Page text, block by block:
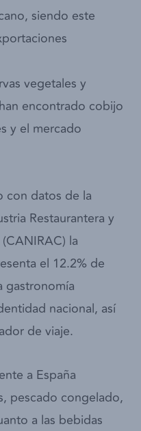
siendo este
vegetales y
encontrado cobijo
y el mercado
con datos de la
Restaurantera y
la
el 12.2% de
gastronomía
nacional, así
de viaje.
a España
pescado congelado,
a las bebidas